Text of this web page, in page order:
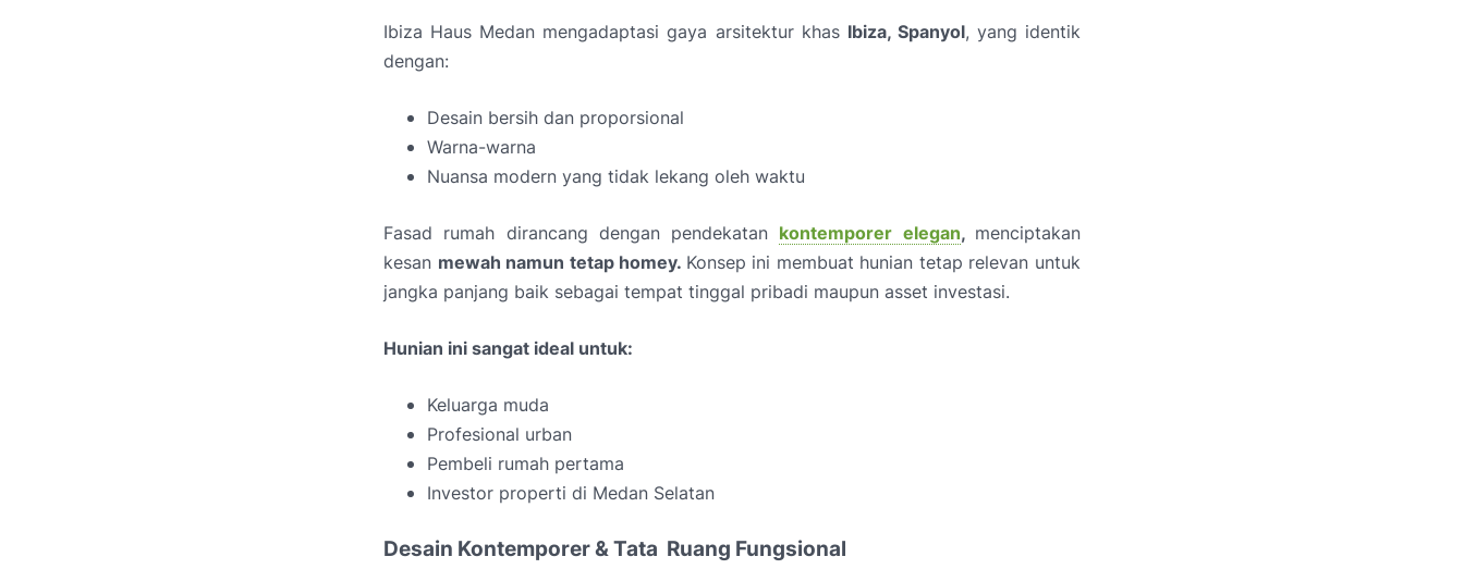
Ibiza Haus Medan mengadaptasi gaya arsitektur khas Ibiza, Spanyol, yang identik
dengan:
Desain bersih dan proporsional
Warna-warna
Nuansa modern yang tidak lekang oleh waktu
Fasad rumah dirancang dengan pendekatan kontemporer elegan, menciptakan
kesan mewah namun tetap homey. Konsep ini membuat hunian tetap relevan untuk
jangka panjang baik sebagai tempat tinggal pribadi maupun asset investasi.
Hunian ini sangat ideal untuk:
Keluarga muda
Profesional urban
Pembeli rumah pertama
Investor properti di Medan Selatan
Desain Kontemporer & Tata Ruang Fungsional